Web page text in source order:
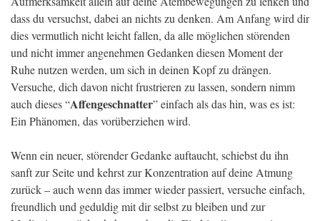
dass du versuchst, dabei an nichts zu denken. Am Anfang wird dir
dies vermutlich nicht leicht fallen, da alle möglichen störenden
und nicht immer angenehmen Gedanken diesen Moment der
Ruhe nutzen werden, um sich in deinen Kopf zu drängen.
Versuche, dich davon nicht frustrieren zu lassen, sondern nimm
auch dieses “Affengeschnatter” einfach als das hin, was es ist:
Ein Phänomen, das vorüberziehen wird.
Wenn ein neuer, störender Gedanke auftaucht, schiebst du ihn
sanft zur Seite und kehrst zur Konzentration auf deine Atmung
zurück – auch wenn das immer wieder passiert, versuche einfach,
freundlich und geduldig mit dir selbst zu bleiben und zur